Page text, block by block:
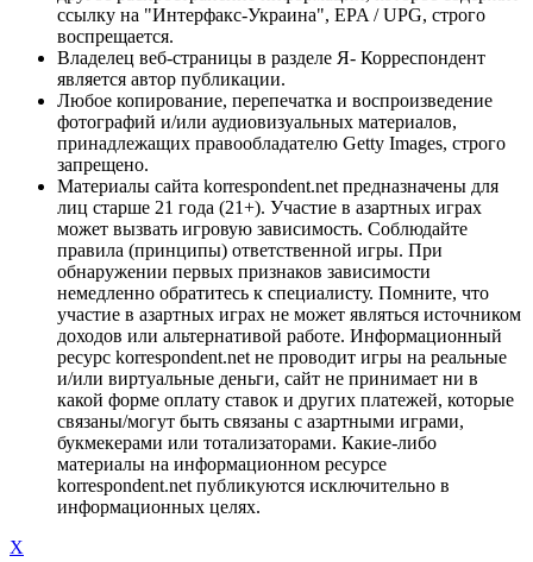
ссылку на "Интерфакс-Украина", EPA / UPG, строго
воспрещается.
Владелец веб-страницы в разделе Я- Корреспондент
является автор публикации.
Любое копирование, перепечатка и воспроизведение
фотографий и/или аудиовизуальных материалов,
принадлежащих правообладателю Getty Images, строго
запрещено.
Материалы сайта korrespondent.net предназначены для
лиц старше 21 года (21+). Участие в азартных играх
может вызвать игровую зависимость. Соблюдайте
правила (принципы) ответственной игры. При
обнаружении первых признаков зависимости
немедленно обратитесь к специалисту. Помните, что
участие в азартных играх не может являться источником
доходов или альтернативой работе. Информационный
ресурс korrespondent.net не проводит игры на реальные
и/или виртуальные деньги, сайт не принимает ни в
какой форме оплату ставок и других платежей, которые
связаны/могут быть связаны с азартными играми,
букмекерами или тотализаторами. Какие-либо
материалы на информационном ресурсе
korrespondent.net публикуются исключительно в
информационных целях.
X